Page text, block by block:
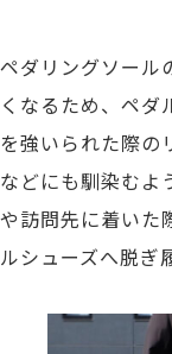
ペダリングソール
くなるため、ペダ
を強いられた際の
などにも馴染むよ
や訪問先に着いた
ルシューズへ脱ぎ